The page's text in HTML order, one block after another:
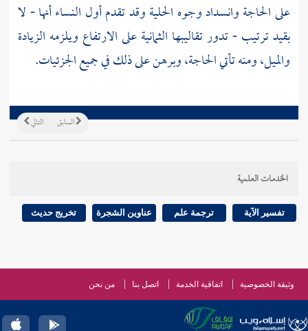
على الحاجة وانسداد وجوه الحلية وقد تقدم أول النساء أنها - لا
بقيد ترتيب - تدور تقاليبها الثمانية على الارتفاع ويلزمه الزيادة
والميل، ومنه تأتي الحاجة، وبرهن على ذلك في جميع الجزئيات.
التالي السابق
الخدمات العلمية
تفسير الآية ترجمة علم عناوين الشجرة تخريج حديث
وثيقة الخصوصية اتفاقية الخدمة اتصل بنا من نحن